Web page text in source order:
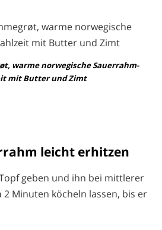
warme norwegische Sauerrahm-
mit Butter und Zimt
leicht erhitzen
geben und ihn bei mittlerer
2 Minuten köcheln lassen, bis er